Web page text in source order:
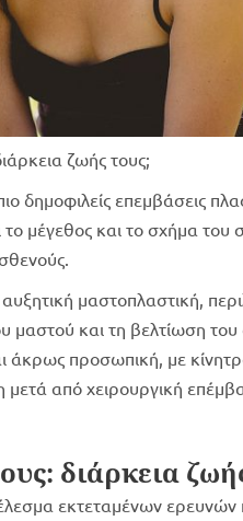
ζωής τους;
δημοφιλείς επεμβάσεις
μέγεθος και το σχήμα του
μαστοπλαστική,
μαστού και τη βελτίωση
άκρως προσωπική, με
από χειρουργική
διάρκεια
εκτεταμένων ερευνών